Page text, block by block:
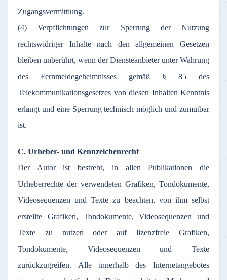
Zugangsvermittlung.
(4) Verpflichtungen zur Sperrung der Nutzung
rechtswidriger Inhalte nach den allgemeinen Gesetzen
bleiben unberührt, wenn der Diensteanbieter unter Wahrung
des Fernmeldegeheimnisses gemäß § 85 des
Telekommunikationsgesetzes von diesen Inhalten Kenntnis
erlangt und eine Sperrung technisch möglich und zumutbar
ist.
C. Urheber- und Kennzeichenrecht
Der Autor ist bestrebt, in allen Publikationen die
Urheberrechte der verwendeten Grafiken, Tondokumente,
Videosequenzen und Texte zu beachten, von ihm selbst
erstellte Grafiken, Tondokumente, Videosequenzen und
Texte zu nutzen oder auf lizenzfreie Grafiken,
Tondokumente, Videosequenzen und Texte
zurückzugreifen. Alle innerhalb des Internetangebotes